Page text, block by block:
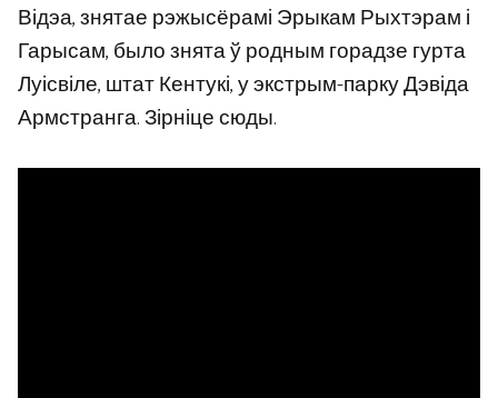
Відэа, знятае рэжысёрамі Эрыкам Рыхтэрам і
Гарысам, было знята ў родным горадзе гурта
Луісвіле, штат Кентукі, у экстрым-парку Дэвіда
Армстранга. Зірніце сюды.